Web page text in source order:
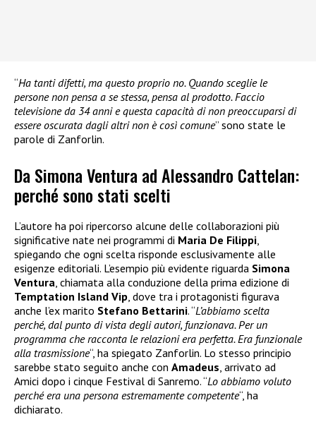
“Ha tanti difetti, ma questo proprio no. Quando sceglie le
persone non pensa a se stessa, pensa al prodotto. Faccio
televisione da 34 anni e questa capacità di non preoccuparsi di
essere oscurata dagli altri non è così comune” sono state le
parole di Zanforlin.
Da Simona Ventura ad Alessandro Cattelan:
perché sono stati scelti
L’autore ha poi ripercorso alcune delle collaborazioni più
significative nate nei programmi di Maria De Filippi
spiegando che ogni scelta risponde esclusivamente alle
esigenze editoriali. L’esempio più evidente riguarda Simona
Ventura , chiamata alla conduzione della prima edizione di
Temptation Island Vip , dove tra i protagonisti figurava
anche l’ex marito Stefano Bettarini. “L’abbiamo scelta
perché, dal punto di vista degli autori, funzionava. Per un
programma che racconta le relazioni era perfetta. Era funzionale
alla trasmissione“, ha spiegato Zanforlin. Lo stesso principio
sarebbe stato seguito anche con Amadeus , arrivato ad
Amici dopo i cinque Festival di Sanremo. “Lo abbiamo voluto
perché era una persona estremamente competente“, ha
dichiarato.